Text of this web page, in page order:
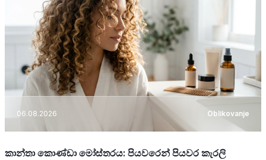
06.08.2026 Oblikovanje
කාන්තා කොණ්ඩා මෝස්තරය: පියවරෙන් පියවර කැරලි